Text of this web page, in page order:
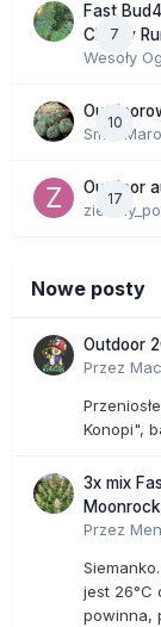
7
Fast
Cherry
Wesoły
10
17
Outdoor
Nowe posty
Outdoor
Przez
Konopi",
3x mix
Przez
jest 26°C
powinna,